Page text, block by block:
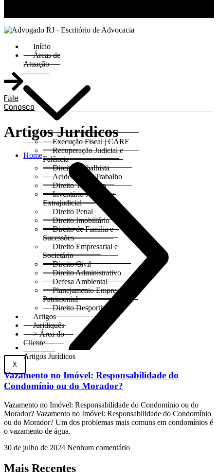
Início
Áreas de
Atuação
Execução Fiscal | CARF
Recuperação Judicial e
Falência
Direito Trabalhista
Acidentes do Trabalho
Direito Tributário
Inventário Judicial e
Extrajudicial
Direito Penal
Direito Imobiliário
Direito de Família e
Sucessões
Direito Empresarial e
Societário
Direito Civil
Direito Administrativo
Defesa Ambiental
Planejamento Empresarial e
Patrimonial
Direito Desportivo
Artigos
Juridiquês
> Área do
Cliente
X
Fale
Conosco
Artigos Jurídicos
Home
Artigos Jurídicos
Vazamento no Imóvel: Responsabilidade do
Condomínio ou do Morador?
Vazamento no Imóvel: Responsabilidade do Condomínio ou do
Morador? Vazamento no Imóvel: Responsabilidade do Condomínio
ou do Morador? Um dos problemas mais comuns em condomínios é
o vazamento de água.
30 de julho de 2024 Nenhum comentário
Mais Recentes